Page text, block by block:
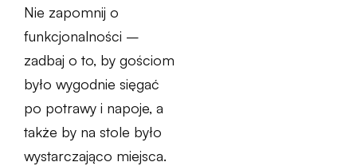
Nie zapomnij o
funkcjonalności –
zadbaj o to, by gościom
było wygodnie sięgać
po potrawy i napoje, a
także by na stole było
wystarczająco miejsca.